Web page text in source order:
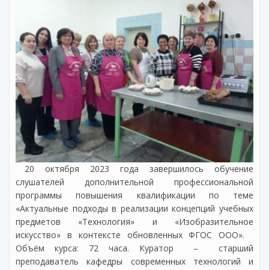
20 октября 2023 года завершилось обучение
слушателей дополнительной профессиональной
программы повышения квалификации по теме
«Актуальные подходы в реализации концепций учебных
предметов «Технология» и «Изобразительное
искусство» в контексте обновленных ФГОС ООО».
Объём курса: 72 часа. Куратор – старший
преподаватель кафедры современных технологий и